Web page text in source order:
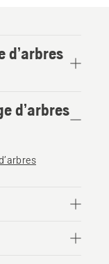
d’arbres
d’arbres